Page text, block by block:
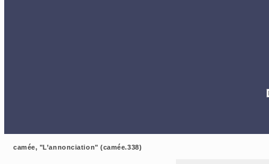
camée, "L’annonciation" (camée.338)